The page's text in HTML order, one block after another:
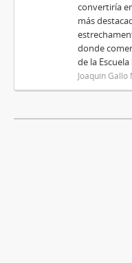
convertiría
más
donde
de la Escuela
Joaquín